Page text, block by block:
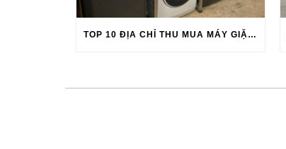
TOP 10 ĐỊA CHỈ THU MUA MÁY GIẶT GIÁ CAO UY TÍN 2026-2027